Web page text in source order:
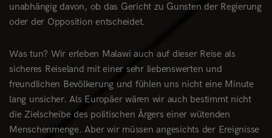
unabhängig davon, ob das Gericht zu Gunsten der Regierung
oder der Opposition entscheidet.
Was tun? Wir erleben Malawi auch auf dieser Reise als
sicheres Reiseland mit einer sehr liebenswerten und
freundlichen Bevölkerung und fühlen uns nicht eine Minute
lang unsicher. Als Europäer wären wir auch bestimmt nicht
die Zielscheibe des politischen Ärgers einer wütenden
Menschenmenge. Aber wir müssen angesichts der Ereignisse